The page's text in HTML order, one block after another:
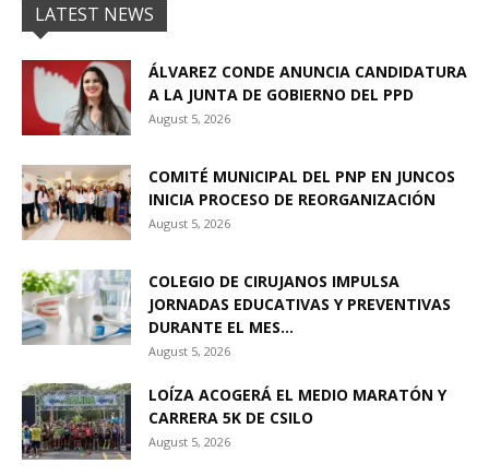
LATEST NEWS
ÁLVAREZ CONDE ANUNCIA CANDIDATURA
A LA JUNTA DE GOBIERNO DEL PPD
August 5, 2026
COMITÉ MUNICIPAL DEL PNP EN JUNCOS
INICIA PROCESO DE REORGANIZACIÓN
August 5, 2026
COLEGIO DE CIRUJANOS IMPULSA
JORNADAS EDUCATIVAS Y PREVENTIVAS
DURANTE EL MES...
August 5, 2026
LOÍZA ACOGERÁ EL MEDIO MARATÓN Y
CARRERA 5K DE CSILO
August 5, 2026